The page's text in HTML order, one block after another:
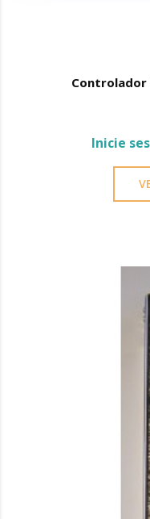
Controlador
Inicie